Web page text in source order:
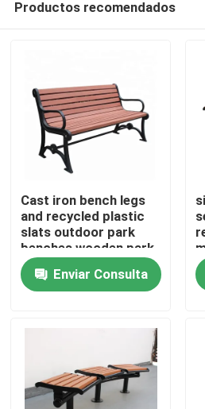
En casa
Productos
Sobre nosotros
Recorrido por la fábrica
Contacta con nosotros
Productos recomendados
Cast iron bench legs
and recycled plastic
slats outdoor park
benches wooden park
long bench chair
Enviar Consulta